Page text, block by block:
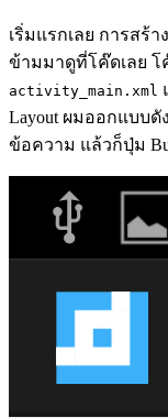
เริ่มแรกเลย การสร้
ข้ามมาดูที่โค๊ดเลย
activity_main.xml
Layout ผมออกแบบ
ข้อความ แล้วก็ปุ่ม